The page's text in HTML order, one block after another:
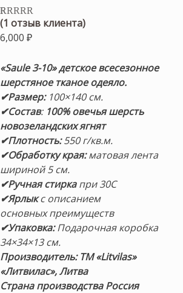
Рейтинг
5.00из 5 на
основе
1
пользователя
(1 отзыв клиента)
6,000 ₽
«Saule 3-10» детское всесезонное
шерстяное тканое одеяло.
✔Размер: 100×140 см.
✔Состав:100% овечья шерсть
новозеландских ягнят
✔Плотность:550 г/кв.м.
✔Обработку края:матоваялента
шириной 5 см.
✔Ручная стиркапри 30С
✔Ярлыкс описанием
основных преимуществ
✔Упаковка:Подарочная коробка
34×34×13 см.
Производитель: ТМ «Litvilas»
«Литвилас», Литва
Страна производства Россия